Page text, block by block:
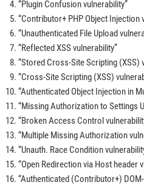
“Plugin Confusion vulnerability”
“Contributor+ PHP Object Injection
“Unauthenticated File Upload
“Reflected XSS vulnerability”
“Stored Cross-Site Scripting (XSS)
“Cross-Site Scripting (XSS)
“Authenticated Object Injection in
“Missing Authorization to Settings
“Broken Access Control
“Multiple Missing Authorization
“Unauth. Race Condition
“Open Redirection via Host header
“Authenticated (Contributor+)